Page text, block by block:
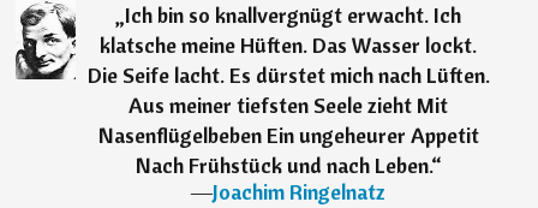
„Ich bin so knallvergnügt erwacht. Ich
klatsche meine Hüften. Das Wasser lockt.
Die Seife lacht. Es dürstet mich nach Lüften.
Aus meiner tiefsten Seele zieht Mit
Nasenflügelbeben Ein ungeheurer Appetit
Nach Frühstück und nach Leben.“
―Joachim Ringelnatz